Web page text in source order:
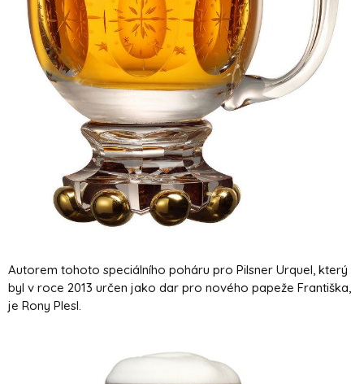
Autorem tohoto speciálního poháru pro Pilsner Urquel, který
byl v roce 2013 určen jako dar pro nového papeže Františka,
je Rony Plesl.